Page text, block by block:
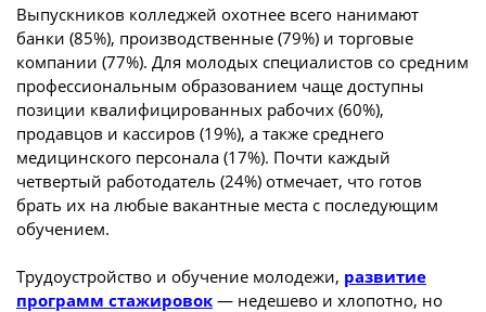
Выпускников колледжей охотнее всего нанимают
банки (85%), производственные (79%) и торговые
компании (77%). Для молодых специалистов со средним
профессиональным образованием чаще доступны
позиции квалифицированных рабочих (60%),
продавцов и кассиров (19%), а также среднего
медицинского персонала (17%). Почти каждый
четвертый работодатель (24%) отмечает, что готов
брать их на любые вакантные места с последующим
обучением.
Трудоустройство и обучение молодежи, развитие
программ стажировок — недешево и хлопотно, но